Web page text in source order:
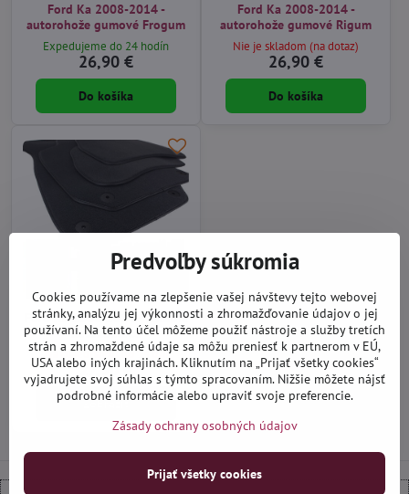
Ford Ka 2008-2014 -
autorohože gumové Frogum
Expedujeme do 24 hodín
26,90 €
Do košíka
Ford Ka 2008-2014 -
autorohože gumové Rigum
Nie je skladom (na dotaz)
26,90 €
Do košíka
Ford Ka 2008-2014 - textilné
autokoberce
Na objednávku do 14 dní
27,90 €
Zobraziť
Predvoľby súkromia
Cookies používame na zlepšenie vašej návštevy tejto webovej
stránky, analýzu jej výkonnosti a zhromažďovanie údajov o jej
používaní. Na tento účel môžeme použiť nástroje a služby tretích
strán a zhromaždené údaje sa môžu preniesť k partnerom v EÚ,
USA alebo iných krajinách. Kliknutím na „Prijať všetky cookies“
vyjadrujete svoj súhlas s týmto spracovaním. Nižšie môžete nájsť
podrobné informácie alebo upraviť svoje preferencie.
Zásady ochrany osobných údajov
Prijať všetky cookies